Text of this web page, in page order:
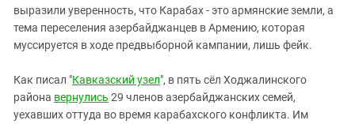
СКФО
Ставропольский край
Южная Осетия
Южный Кавказ
выразили уверенность, что Карабах - это армянские земли, а
тема переселения азербайджанцев в Армению, которая
муссируется в ходе предвыборной кампании, лишь фейк.
Как писал "Кавказский узел", в пять сёл Ходжалинского
района вернулись 29 членов азербайджанских семей,
уехавших оттуда во время карабахского конфликта. Им